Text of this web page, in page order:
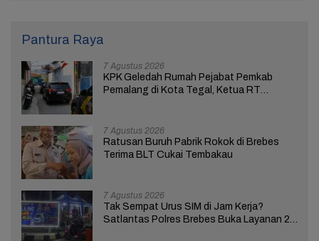
Pantura Raya
7 Agustus 2026
KPK Geledah Rumah Pejabat Pemkab
Pemalang di Kota Tegal, Ketua RT
7 Agustus 2026
Ratusan Buruh Pabrik Rokok di Brebes
Terima BLT Cukai Tembakau
7 Agustus 2026
Tak Sempat Urus SIM di Jam Kerja?
Satlantas Polres Brebes Buka Layanan 24